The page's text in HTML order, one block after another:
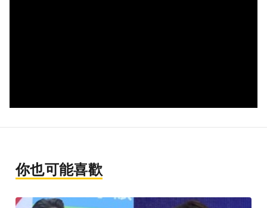
你也可能喜歡